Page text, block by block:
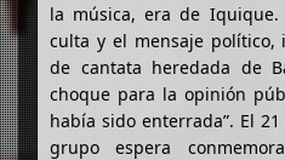
la música, era de Iquique.
culta y el mensaje político,
de cantata heredada de
choque para la opinión
había sido enterrada”. El
grupo espera